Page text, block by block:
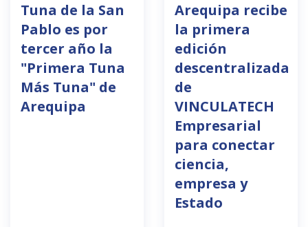
Tuna de la San
Pablo es por
tercer año la
"Primera Tuna
Más Tuna" de
Arequipa
Arequipa recibe
la primera
edición
descentralizada
de
VINCULATECH
Empresarial
para conectar
ciencia,
empresa y
Estado